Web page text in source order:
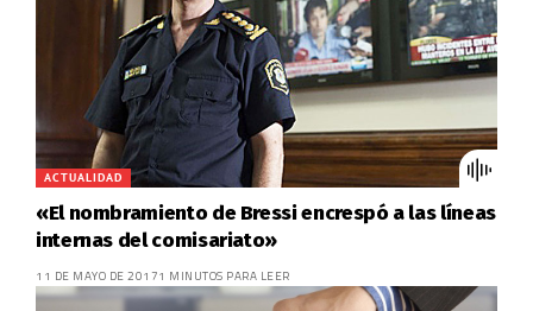
ACTUALIDAD
«El nombramiento de Bressi encrespó a las líneas
internas del comisariato»
11 DE MAYO DE 20171 MINUTOS PARA LEER